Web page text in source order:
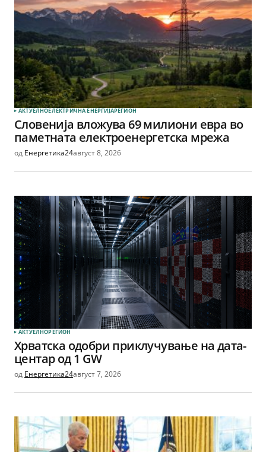
АКТУЕЛНОЕЛЕКТРИЧНА ЕНЕРГИЈАРЕГИОН
Словенија вложува 69 милиони евра во
паметната електроенергетска мрежа
од Енергетика24август 8, 2026
АКТУЕЛНОРЕГИОН
Хрватска одобри приклучување на дата-
центар од 1 GW
од Енергетика24август 7, 2026